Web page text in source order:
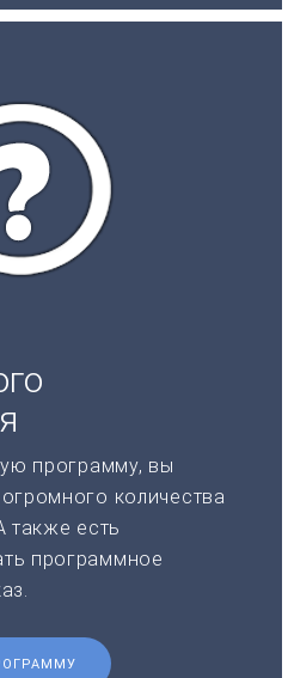
программу, вы
количества
также есть
программное